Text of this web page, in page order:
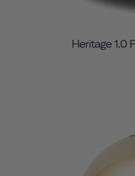
Heritage 1.0